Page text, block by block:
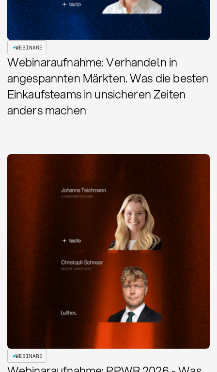
WEBINARE
Webinaraufnahme: Verhandeln in
angespannten Märkten. Was die besten
Einkaufsteams in unsicheren Zeiten
anders machen
WEBINARE